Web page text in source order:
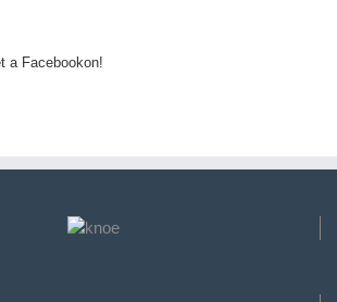
a Facebookon!